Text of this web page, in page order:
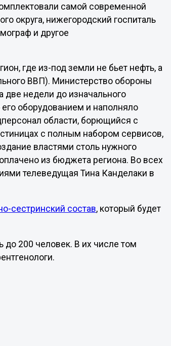
самой современной
округа, нижегородский госпиталь
и другое
где из-под земли не бьет нефть, а
ВВП). Министерство обороны
две недели до изначального
оборудованием и наполняло
области, борющийся с
с полным набором сервисов,
властями столь нужного
из бюджета региона. Во всех
телеведущая Тина Канделаки в
сестринский состав, который будет
до 200 человек. В их числе том